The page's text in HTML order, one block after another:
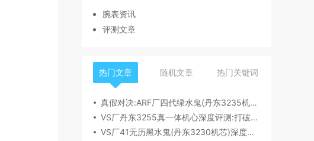
腕表资讯
评测文章
热门文章 随机文章 热门关键词
真假对决:ARF厂四代绿水鬼(丹东3235机芯)深度评测
VS厂丹东3255真一体机心深度评测:打破市场乱象,重塑复刻机芯新标杆​
VS厂41无历黑水鬼(丹东3230机芯)深度评测:性能与破绽全解析